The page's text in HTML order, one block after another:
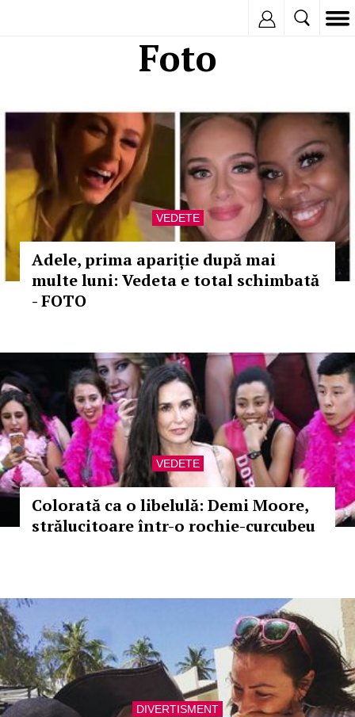
Foto
VEDETE
Adele, prima apariție după mai
multe luni: Vedeta e total schimbată
- FOTO
VEDETE
Colorată ca o libelulă: Demi Moore,
strălucitoare într-o rochie-curcubeu
DIVERTISMENT